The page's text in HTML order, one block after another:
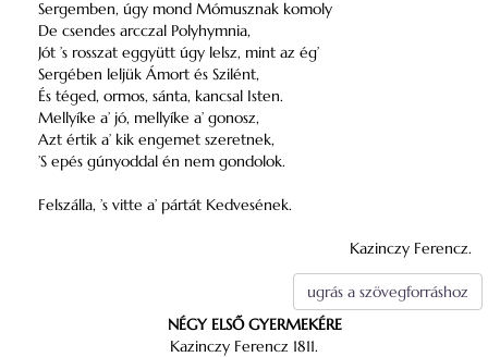
Sergemben, úgy mond Mómusznak komoly
De csendes arcczal Polyhymnia,
Jót ’s rosszat eggyütt úgy lelsz, mint az ég’
Sergében leljük Ámort és Szilént,
És téged, ormos, sánta, kancsal Isten.
Mellyíke a’ jó, mellyíke a’ gonosz,
Azt értik a’ kik engemet szeretnek,
’S epés gúnyoddal én nem gondolok.
Felszálla, ’s vitte a’ pártát Kedvesének.
Kazinczy Ferencz.
ugrás a szövegforráshoz
NÉGY ELSŐ GYERMEKÉRE
Kazinczy Ferencz 1811.